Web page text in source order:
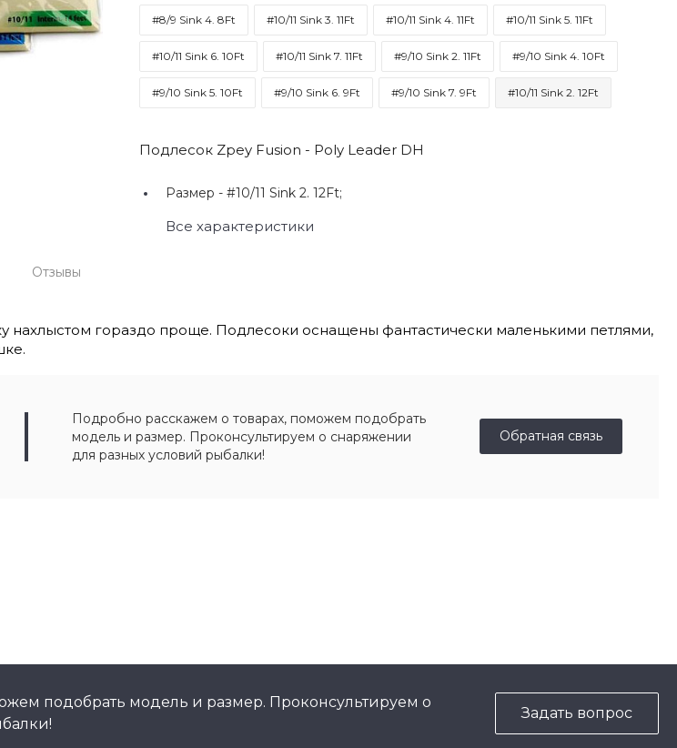
#8/9 Sink 4. 8Ft #10/11 Sink 3. 11Ft #10/11 Sink 4. 11Ft #10/11 Sink 5. 11Ft
#10/11 Sink 6. 10Ft #10/11 Sink 7. 11Ft #9/10 Sink 2. 11Ft #9/10 Sink 4. 10Ft
#9/10 Sink 5. 10Ft #9/10 Sink 6. 9Ft #9/10 Sink 7. 9Ft #10/11 Sink 2. 12Ft
Подлесок Zpey Fusion - Poly Leader DH
Размер - #10/11 Sink 2. 12Ft;
Все характеристики
Отзывы
нахлыстом гораздо проще. Подлесоки оснащены фантастически маленькими петлями,
Подробно расскажем о товарах, поможем подобрать
модель и размер. Проконсультируем о снаряжении
для разных условий рыбалки!
Обратная связь
подобрать модель и размер. Проконсультируем о
Задать вопрос